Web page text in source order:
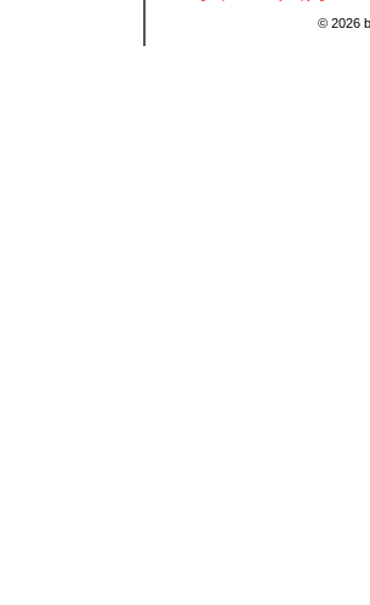
© 2026